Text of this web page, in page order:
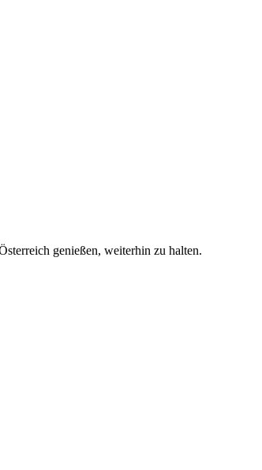
genießen, weiterhin zu halten.